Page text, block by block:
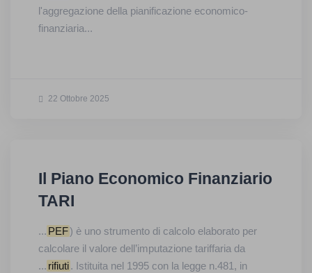
l'aggregazione della pianificazione economico-
finanziaria...
22 Ottobre 2025
Il Piano Economico Finanziario
TARI
... PEF) è uno strumento di calcolo elaborato per
calcolare il valore dell’imputazione tariffaria da
... rifiuti. Istituita nel 1995 con la legge n.481, in